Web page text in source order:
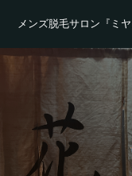
メンズ脱毛サロン『ミ